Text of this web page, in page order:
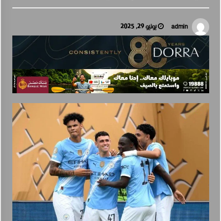
فيكسد مصر (FEDIS) وحلول تتشاركان في تطوير أول منصة للسياحة الصحية
في مصر والشرق الأوسط وأفريقيا..
أغسطس 6, 2026
بنك مصر يشارك في فعالية “اليوم العالمي للشباب” ويقدم العديد من العرو
ض المجانية دعمًا للشمول المالي تحت رعاية البنك المركزي المصري
أغسطس 6, 2026
جولدن تاون تبدأ أعمال الإنشاءات بمشروع «GT Business City» بالتزامن مع
أغسطس 5, 2026
Y500، المزود ببطارية BlueVolt رائدة بسعة 8100 مللي أمبير
أغسطس 5, 2026
19 نوفمبر.. إنطلاق 《أوتو إكس》 أكبر معرض لموزعين السيارات
المعتمدين في مصر
أغسطس 5, 2026
admin يونيو 29, 2025